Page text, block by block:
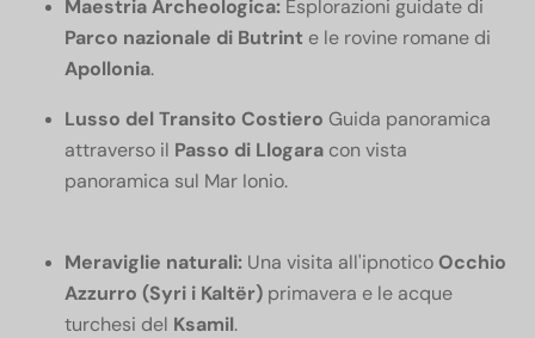
Maestria Archeologica: Esplorazioni guidate di
Parco nazionale di Butrint e le rovine romane di
Apollonia.
Lusso del Transito Costiero Guida panoramica
attraverso il Passo di Llogara con vista
panoramica sul Mar Ionio.
Meraviglie naturali: Una visita all'ipnoticoOcchio
Azzurro (Syri i Kaltër) primavera e le acque
turchesi del Ksamil.